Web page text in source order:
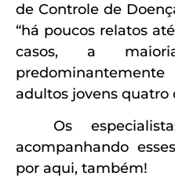
de Controle de
“há poucos relatos
casos, a
adultos jovens quatro
Os
acompanhando
por aqui, também!